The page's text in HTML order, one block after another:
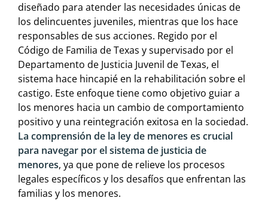
diseñado para atender las necesidades únicas de
los delincuentes juveniles, mientras que los hace
responsables de sus acciones. Regido por el
Código de Familia de Texas y supervisado por el
Departamento de Justicia Juvenil de Texas, el
sistema hace hincapié en la rehabilitación sobre el
castigo. Este enfoque tiene como objetivo guiar a
los menores hacia un cambio de comportamiento
positivo y una reintegración exitosa en la sociedad.
La comprensión de la ley de menores es crucial
para navegar por el sistema de justicia de
menores, ya que pone de relieve los procesos
legales específicos y los desafíos que enfrentan las
familias y los menores.